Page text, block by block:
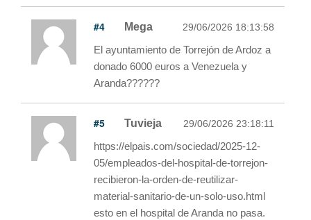
#4 Mega 29/06/2026 18:13:58
El ayuntamiento de Torrejón de Ardoz a
donado 6000 euros a Venezuela y
Aranda??????
#5 Tuvieja 29/06/2026 23:18:11
https://elpais.com/sociedad/2025-12-
05/empleados-del-hospital-de-torrejon-
recibieron-la-orden-de-reutilizar-
material-sanitario-de-un-solo-uso.html
esto en el hospital de Aranda no pasa.